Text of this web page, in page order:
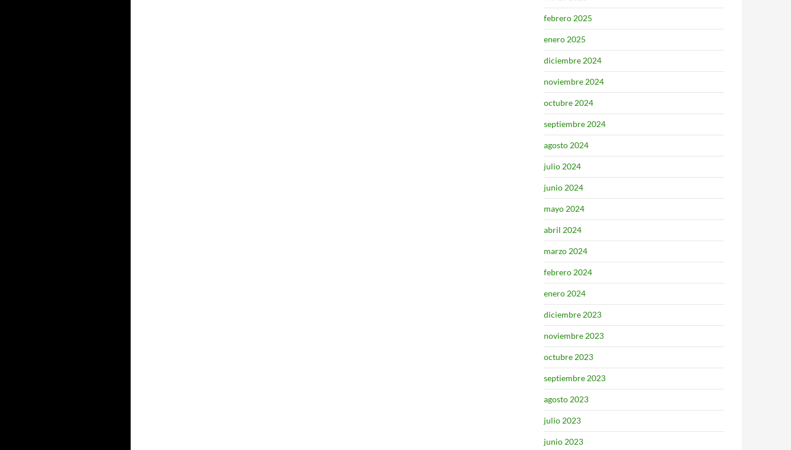
febrero 2025
enero 2025
diciembre 2024
noviembre 2024
octubre 2024
septiembre 2024
agosto 2024
julio 2024
junio 2024
mayo 2024
abril 2024
marzo 2024
febrero 2024
enero 2024
diciembre 2023
noviembre 2023
octubre 2023
septiembre 2023
agosto 2023
julio 2023
junio 2023